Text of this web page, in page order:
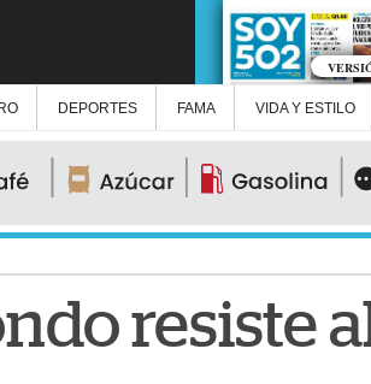
DEPORTES FAMA VIDA Y ESTILO
resiste